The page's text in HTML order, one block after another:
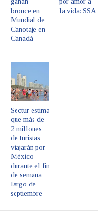
ganan
bronce en
Mundial de
Canotaje en
Canadá
por amor a
la vida: SSA
Sectur estima
que más de
2 millones
de turistas
viajarán por
México
durante el fin
de semana
largo de
septiembre